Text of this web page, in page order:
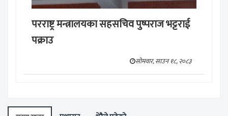
परराष्ट्र मन्त्रालयका सहसचिव पुष्पराज भट्टराई
पक्राउ
सोमवार, साउन १८, २०८३